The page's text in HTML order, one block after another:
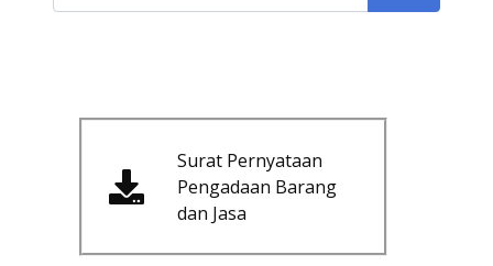
Surat Pernyataan
Pengadaan Barang
dan Jasa